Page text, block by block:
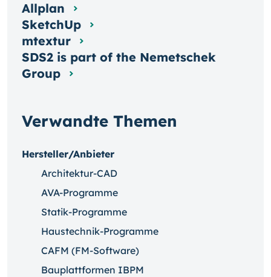
Verwandte Themen
Hersteller/Anbieter
Architektur-CAD
AVA-Programme
Statik-Programme
Haustechnik-Programme
CAFM (FM-Software)
Bauplattformen IBPM
Allplan
SketchUp
mtextur
SDS2 is part of the Nemetschek
Group